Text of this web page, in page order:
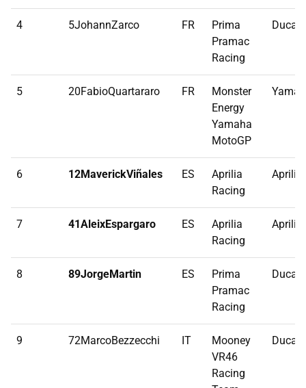
4 5JohannZarco FR
Prima
Pramac
Racing
Ducati
5 20FabioQuartararo FR
Monster
Energy
Yamaha
MotoGP
6 12MaverickViñales ES
Aprilia
Racing
Aprilia
7 41AleixEspargaro ES
Aprilia
Racing
Aprilia
8 89JorgeMartin ES
Prima
Pramac
Racing
Ducati
9 72MarcoBezzecchi IT
Mooney
VR46
Racing
Ducati